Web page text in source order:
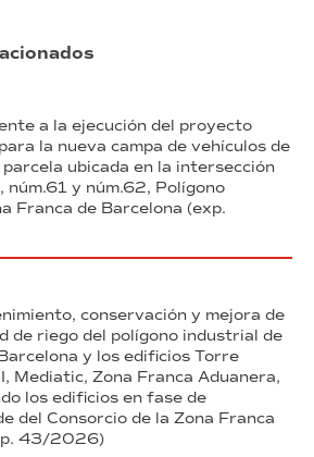
a la ejecución del proyecto
la nueva campa de vehículos de
parcela ubicada en la intersección
núm.61 y núm.62, Polígono
Franca de Barcelona (exp.
conservación y mejora de
de riego del polígono industrial de
y los edificios Torre
Mediatic, Zona Franca Aduanera,
los edificios en fase de
del Consorcio de la Zona Franca
43/2026)